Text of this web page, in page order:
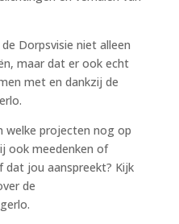
Dorpsvisie niet alleen
maar dat er ook echt
met en dankzij de
welke projecten nog op
ook meedenken of
dat jou aanspreekt? Kijk
de